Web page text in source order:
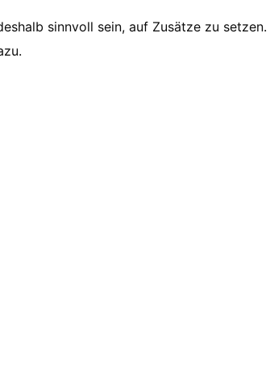
sinnvoll sein, auf Zusätze zu